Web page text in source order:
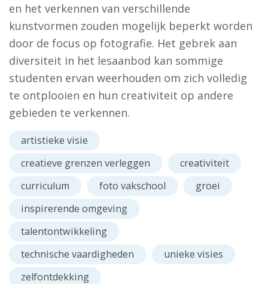
en het verkennen van verschillende
kunstvormen zouden mogelijk beperkt worden
door de focus op fotografie. Het gebrek aan
diversiteit in het lesaanbod kan sommige
studenten ervan weerhouden om zich volledig
te ontplooien en hun creativiteit op andere
gebieden te verkennen.
artistieke visie
creatieve grenzen verleggen
creativiteit
curriculum
foto vakschool
groei
inspirerende omgeving
talentontwikkeling
technische vaardigheden
unieke visies
zelfontdekking